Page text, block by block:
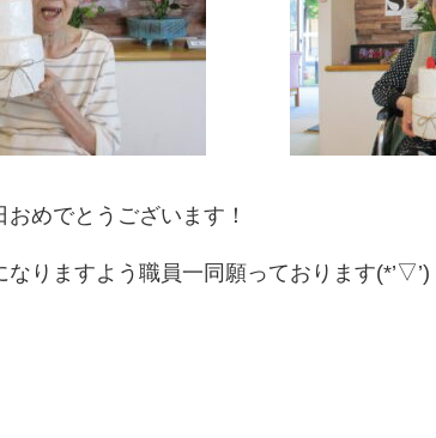
めでとうございます！
なりますよう職員一同願っております(*’▽’)